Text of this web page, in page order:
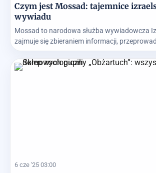
Czym jest Mossad: tajemnice
wywiadu
Mossad to narodowa służba wywiadowcza
zajmuje się zbieraniem informacji,
6 cze '25 03:00